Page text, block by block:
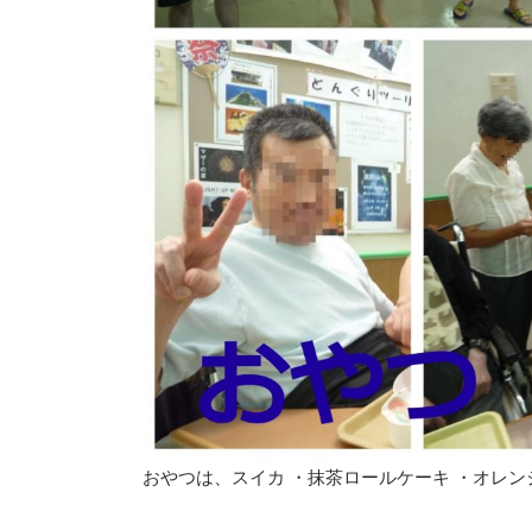
おやつは、スイカ ・抹茶ロールケーキ ・オレ